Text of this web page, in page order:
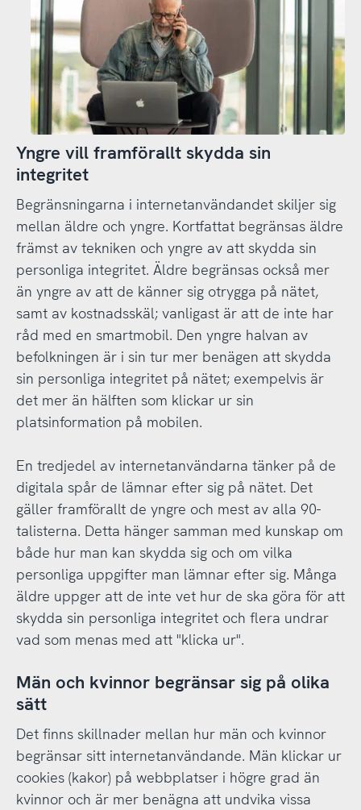
Yngre vill framförallt skydda sin
integritet
Begränsningarna i internetanvändandet skiljer sig
mellan äldre och yngre. Kortfattat begränsas äldre
främst av tekniken och yngre av att skydda sin
personliga integritet. Äldre begränsas också mer
än yngre av att de känner sig otrygga på nätet,
samt av kostnadsskäl; vanligast är att de inte har
råd med en smartmobil. Den yngre halvan av
befolkningen är i sin tur mer benägen att skydda
sin personliga integritet på nätet; exempelvis är
det mer än hälften som klickar ur sin
platsinformation på mobilen.
En tredjedel av internetanvändarna tänker på de
digitala spår de lämnar efter sig på nätet. Det
gäller framförallt de yngre och mest av alla 90-
talisterna. Detta hänger samman med kunskap om
både hur man kan skydda sig och om vilka
personliga uppgifter man lämnar efter sig. Många
äldre uppger att de inte vet hur de ska göra för att
skydda sin personliga integritet och flera undrar
vad som menas med att "klicka ur".
Män och kvinnor begränsar sig på olika
sätt
Det finns skillnader mellan hur män och kvinnor
begränsar sitt internetanvändande. Män klickar ur
cookies (kakor) på webbplatser i högre grad än
kvinnor och är mer benägna att undvika vissa